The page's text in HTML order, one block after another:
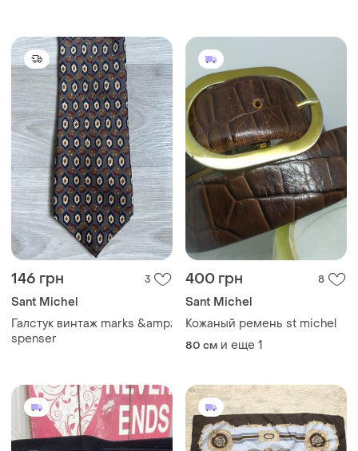
146 грн 3
Sant Michel
Галстук винтаж marks &amp;
spenser
400 грн 8
Sant Michel
Кожаный ремень st michel
80 см и еще 1